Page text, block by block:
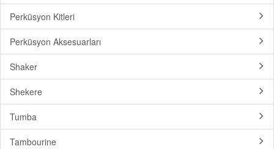
Perküsyon Kitleri
Perküsyon Aksesuarları
Shaker
Shekere
Tumba
Tambourine